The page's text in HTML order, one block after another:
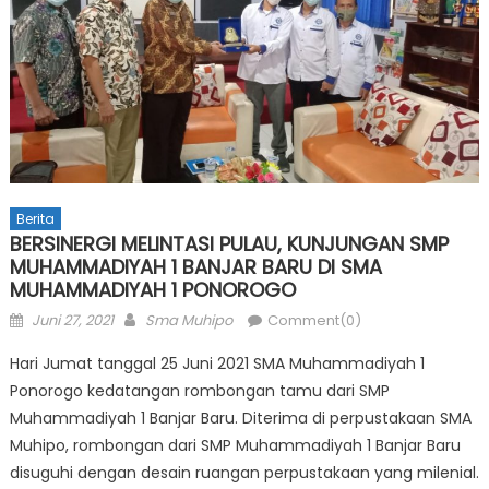
Berita
BERSINERGI MELINTASI PULAU, KUNJUNGAN SMP
MUHAMMADIYAH 1 BANJAR BARU DI SMA
MUHAMMADIYAH 1 PONOROGO
Posted
Juni 27, 2021 Author
Sma Muhipo Comment(0)
Hari Jumat tanggal 25 Juni 2021 SMA Muhammadiyah 1
Ponorogo kedatangan rombongan tamu dari SMP
Muhammadiyah 1 Banjar Baru. Diterima di perpustakaan SMA
Muhipo, rombongan dari SMP Muhammadiyah 1 Banjar Baru
disuguhi dengan desain ruangan perpustakaan yang milenial.